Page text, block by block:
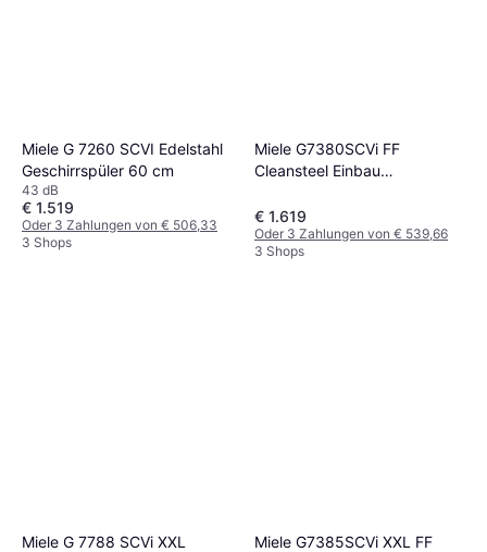
Miele G 7260 SCVI Edelstahl
Geschirrspüler 60 cm
43 dB
€ 1.519
Oder 3 Zahlungen von € 506,33
3 Shops
Miele G7380SCVi FF
Cleansteel Einbau
€ 1.619
Oder 3 Zahlungen von € 539,66
3 Shops
Miele G 7788 SCVi XXL
Miele G7385SCVi XXL FF